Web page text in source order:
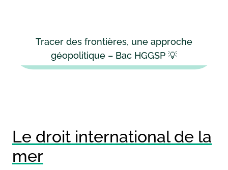
Tracer des frontières, une approche
géopolitique – Bac HGGSP 💡
Le droit international de la
mer